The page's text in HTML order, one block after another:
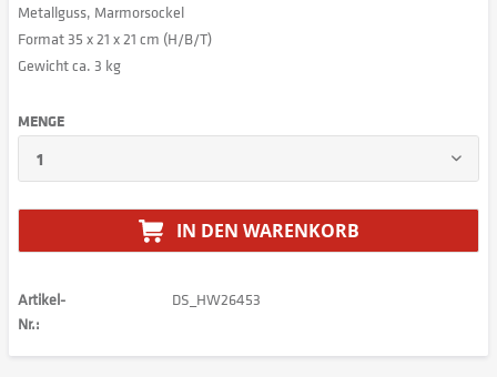
Metallguss, Marmorsockel
Format 35 x 21 x 21 cm (H/B/T)
Gewicht ca. 3 kg
MENGE
IN DEN WARENKORB
Artikel-
Nr.:
DS_HW26453